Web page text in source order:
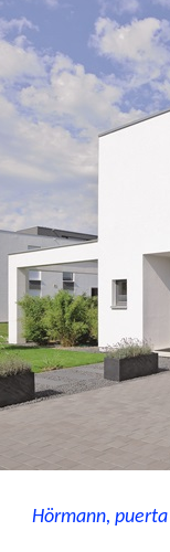
Hörmann,